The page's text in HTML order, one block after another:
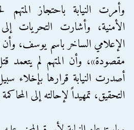
وأمرت النيابة باحتجاز
الأمنية، وأشارت التحريات
الإعلامي الساخر باسم يوسف، وأن
مقصودة»، وأن المتهم لم يتعمد
أصدرت النيابة قرارها بإخلاء
التحقيق، تمهيداً لإحالته إلى